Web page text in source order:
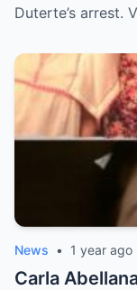
Duterte’s arrest.
News • 1 year ago
Carla